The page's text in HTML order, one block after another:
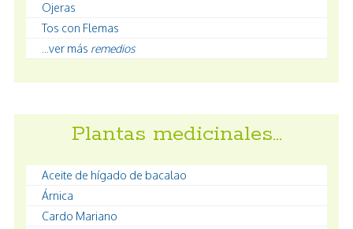
Ojeras
Tos con Flemas
...ver más remedios
Plantas medicinales…
Aceite de hígado de bacalao
Árnica
Cardo Mariano